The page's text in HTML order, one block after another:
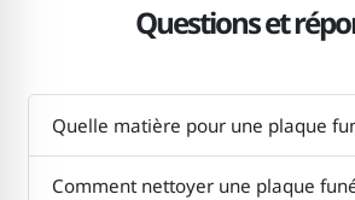
Questions et
Quelle matière pour une plaque
Comment nettoyer une plaque